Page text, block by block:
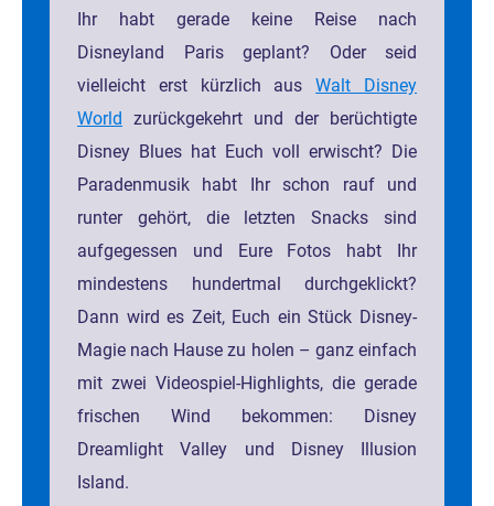
Ihr habt gerade keine Reise nach
Disneyland Paris geplant? Oder seid
vielleicht erst kürzlich ausWalt Disney
World
zurückgekehrt und der berüchtigte
Disney Blues hat Euch voll erwischt? Die
Paradenmusik habt Ihr schon rauf und
runter gehört, die letzten Snacks sind
aufgegessen und Eure Fotos habt Ihr
mindestens hundertmal durchgeklickt?
Dann wird es Zeit, Euch ein Stück Disney-
Magie nach Hause zu holen – ganz einfach
mit zwei Videospiel-Highlights, die gerade
frischen Wind bekommen: Disney
Dreamlight Valley und Disney Illusion
Island.